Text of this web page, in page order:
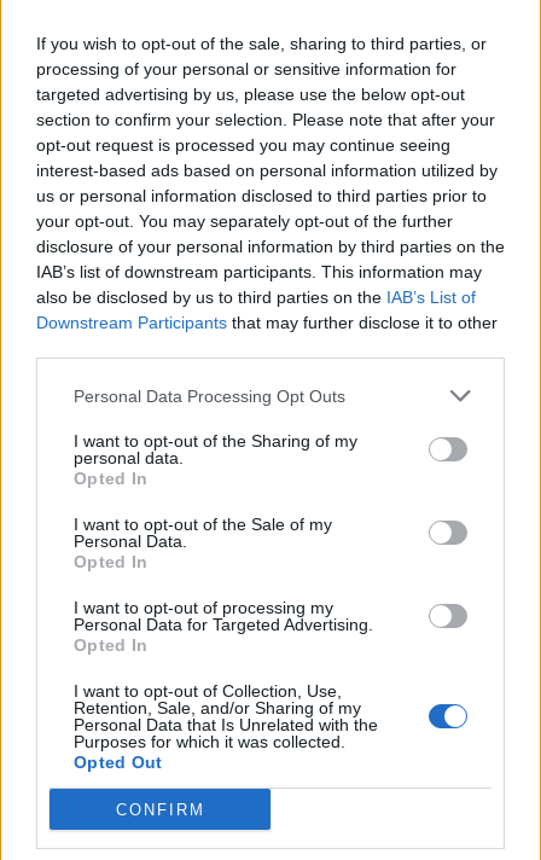
If you wish to opt-out of the sale, sharing to third parties, or
processing of your personal or sensitive information for
targeted advertising by us, please use the below opt-out
section to confirm your selection. Please note that after your
opt-out request is processed you may continue seeing
interest-based ads based on personal information utilized by
us or personal information disclosed to third parties prior to
your opt-out. You may separately opt-out of the further
disclosure of your personal information by third parties on the
IAB’s list of downstream participants. This information may
also be disclosed by us to third parties on the IAB’s List of
Downstream Participants that may further disclose it to other
Personal Data Processing Opt Outs
I want to opt-out of the Sharing of my
personal data.
Opted In
I want to opt-out of the Sale of my
Personal Data.
Opted In
I want to opt-out of processing my
Personal Data for Targeted Advertising.
Opted In
I want to opt-out of Collection, Use,
Retention, Sale, and/or Sharing of my
Personal Data that Is Unrelated with the
Purposes for which it was collected.
Opted Out
CONFIRM
Acțiunea Conservatoare (Târziu)
PDF (Lazarus)
PUSL (D. Voiculescu)
PNȚCD (Pavelescu)
PNCR (Terheș)
Partidul Patrioților (Surugiu)
FAR (Coarnă)
România pe Primul Loc (Ponta)
Altul
Arată rezultatele